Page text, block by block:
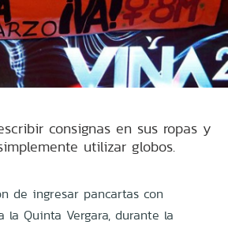
consignas en sus ropas y
utilizar globos.
de ingresar pancartas con
la Quinta Vergara, durante la